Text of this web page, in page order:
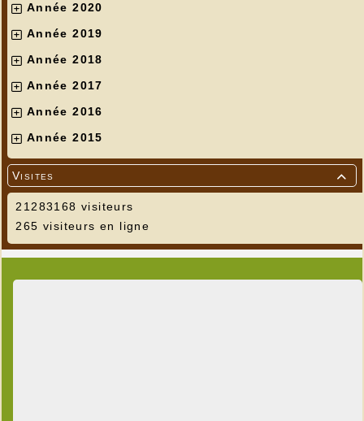
Année 2020
Année 2019
Année 2018
Année 2017
Année 2016
Année 2015

Visites
21283168 visiteurs
265 visiteurs en ligne